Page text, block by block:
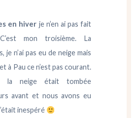
en hiver je n’en ai pas fait
mon troisième. La
je n’ai pas eu de neige mais
à Pau ce n’est pas courant.
la neige était tombée
avant et nous avons eu
inespéré